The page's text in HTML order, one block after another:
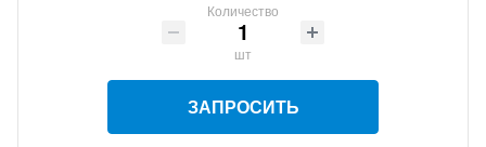
Количество
шт
ЗАПРОСИТЬ